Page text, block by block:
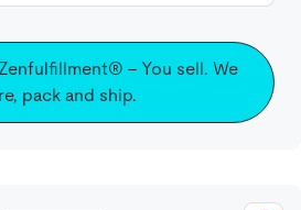
– You sell. We
pack and ship.